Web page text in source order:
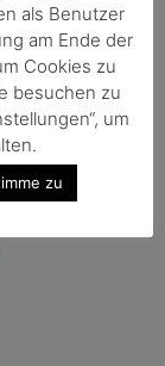
als Benutzer
am Ende der
Cookies zu
besuchen zu
um
zu